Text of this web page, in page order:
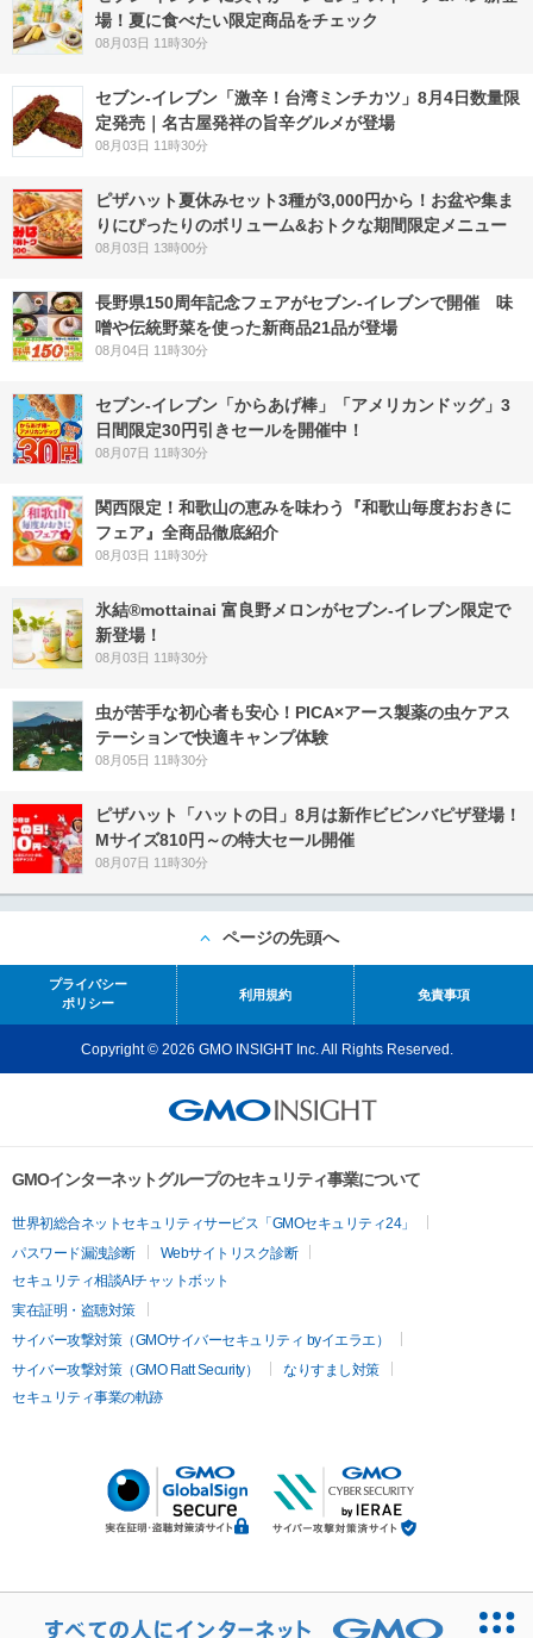
場！夏に食べたい限定商品をチェック
08月03日 11時30分
セブン-イレブン「激辛！台湾ミンチカツ」8月4日数量限
定発売｜名古屋発祥の旨辛グルメが登場
08月03日 11時30分
ピザハット夏休みセット3種が3,000円から！お盆や集ま
りにぴったりのボリューム&おトクな期間限定メニュー
08月03日 13時00分
長野県150周年記念フェアがセブン-イレブンで開催 味
噌や伝統野菜を使った新商品21品が登場
08月04日 11時30分
セブン‐イレブン「からあげ棒」「アメリカンドッグ」3
日間限定30円引きセールを開催中！
08月07日 11時30分
関西限定！和歌山の恵みを味わう『和歌山毎度おおきに
フェア』全商品徹底紹介
08月03日 11時30分
氷結®mottainai 富良野メロンがセブン‐イレブン限定で
新登場！
08月03日 11時30分
虫が苦手な初心者も安心！PICA×アース製薬の虫ケアス
テーションで快適キャンプ体験
08月05日 11時30分
ピザハット「ハットの日」8月は新作ビビンバピザ登場！
Mサイズ810円～の特大セール開催
08月07日 11時30分
ページの先頭へ
プライバシー
ポリシー
利用規約 免責事項
Copyright © 2026 GMO INSIGHT Inc. All Rights Reserved.
GMOインターネットグループのセキュリティ事業について
世界初総合ネットセキュリティサービス「GMOセキュリティ24」
パスワード漏洩診断
Webサイトリスク診断
セキュリティ相談AIチャットボット
実在証明・盗聴対策
サイバー攻撃対策（GMOサイバーセキュリティ byイエラエ）
サイバー攻撃対策（GMO Flatt Security）
なりすまし対策
セキュリティ事業の軌跡